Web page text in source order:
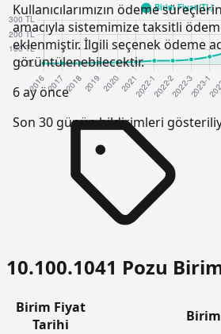
Kullanıcılarımızın ödeme
amacıyla sistemimize taksitli
eklenmiştir. İlgili seçenek ödeme
görüntülenebilecektir.
6 ay önce
Son 30 günün bildirimleri
10.100.1041 Pozu
Birim Fiyat
Tarihi